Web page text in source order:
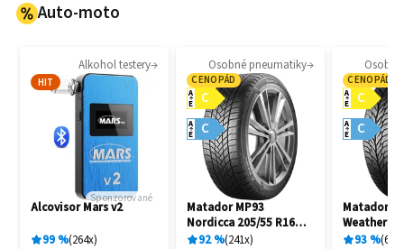
Auto-moto
Alkohol testery
HIT
Sponzorované
Alcovisor Mars v2
99% 264x
Osobné pneumatiky
CENOPÁD
C
A
E
C
A
E
Matador MP93
Nordicca 205/55 R16
91H
92% 241x
CENOPÁD
C
A
E
C
A
E
Matador
Weather
R16 91H
93% 69